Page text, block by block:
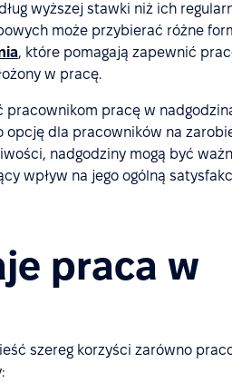
wyższej stawki niż ich
może przybierać różne
, które pomagają zapewnić
w pracę.
pracę w
opcję dla pracowników na
nadgodziny mogą być
wpływ na jego ogólną
praca w
szereg korzyści zarówno